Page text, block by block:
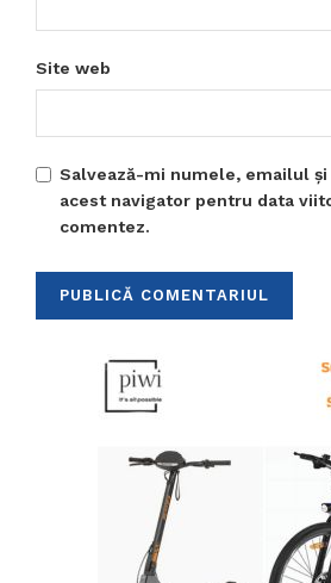
Site web
Salvează-mi numele, emailul
acest navigator pentru data
comentez.